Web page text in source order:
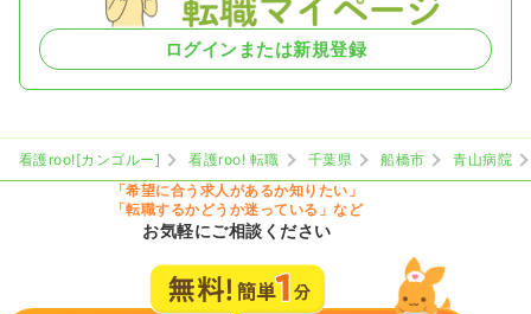
ログインまたは新規登録
看護roo![カンゴルー] 看護roo! 転職 千葉県 船橋市
青山病院
「希望に合う求人があるか知りたい」
「転職するかどうか迷っている」など
お気軽にご相談ください